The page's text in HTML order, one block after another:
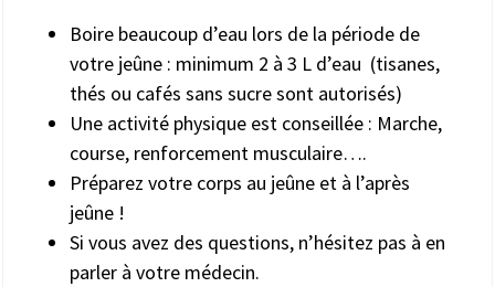
Boire beaucoup d’eau lors de la période de
votre jeûne : minimum 2 à 3 L d’eau (tisanes,
thés ou cafés sans sucre sont autorisés)
Une activité physique est conseillée : Marche,
course, renforcement musculaire….
Préparez votre corps au jeûne et à l’après
jeûne !
Si vous avez des questions, n’hésitez pas à en
parler à votre médecin.